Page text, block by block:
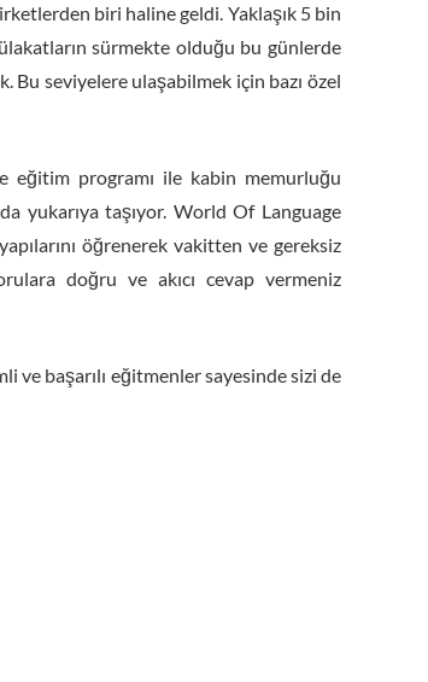
biri haline geldi. Yaklaşık 5 bin
sürmekte olduğu bu günlerde
Bu seviyelere ulaşabilmek için bazı özel
eğitim programı ile kabin memurluğu
yukarıya taşıyor. World Of Language
öğrenerek vakitten ve gereksiz
doğru ve akıcı cevap vermeniz
ve başarılı eğitmenler sayesinde sizi de